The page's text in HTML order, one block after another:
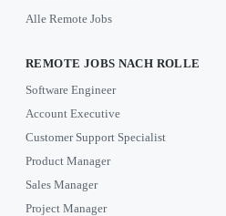
Alle Remote Jobs
REMOTE JOBS NACH ROLLE
Software Engineer
Account Executive
Customer Support Specialist
Product Manager
Sales Manager
Project Manager